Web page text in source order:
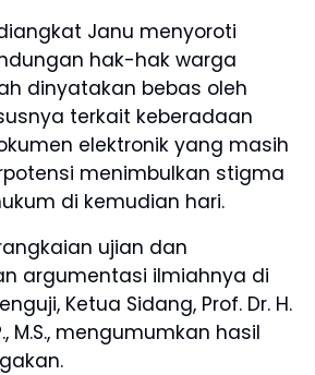
Janu menyoroti
hak-hak warga
dinyatakan bebas oleh
terkait keberadaan
elektronik yang masih
menimbulkan stigma
di kemudian hari.
ujian dan
argumentasi ilmiahnya di
Ketua Sidang, Prof. Dr. H.
M.S., mengumumkan hasil